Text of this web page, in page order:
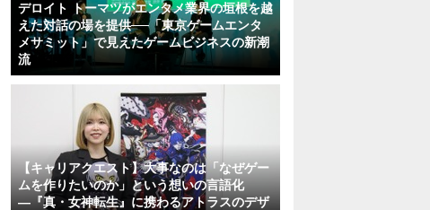
デロイト トーマツがエンタメ業界の垣根を越
えた対話の場を提供──「東京ゲームエンタ
メサミット」で見えたゲームビジネスの新潮
流
【キャリアクエスト】大事なのは「なぜゲー
ムを作りたいのか」という想いの言語化
―『真・女神転生』に携わるアトラスのデザ